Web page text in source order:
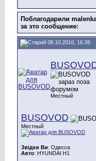
Поблагодарили
за это сообщение:
08.10.2010, 16:39
Местный
BUSOVOD
Местный
Звідки Ви: Одесса
Авто: HYUNDAI H1